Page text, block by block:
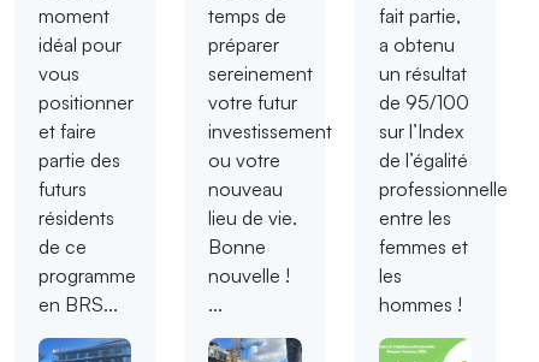
moment
idéal pour
vous
positionner
et faire
partie des
futurs
résidents
de ce
programme
en BRS...
temps de
préparer
sereinement
votre futur
investissement
ou votre
nouveau
lieu de vie.
Bonne
nouvelle !
...
fait partie,
a obtenu
un résultat
de 95/100
sur l’Index
de l’égalité
professionnelle
entre les
femmes et
les
hommes !